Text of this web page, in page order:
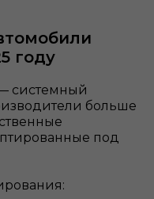
году
системный
больше
под